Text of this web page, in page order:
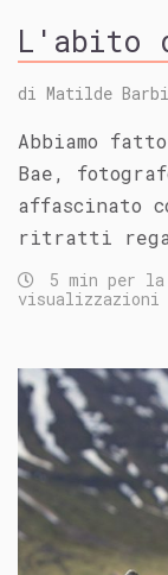
L'abito
di Matilde
Abbiamo fatto
Bae,
affascinato
ritratti
5 min per
visualizzazioni